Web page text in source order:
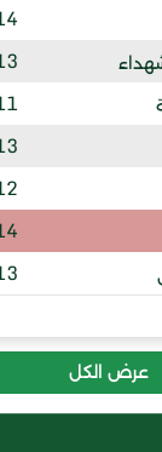
عرض الكل